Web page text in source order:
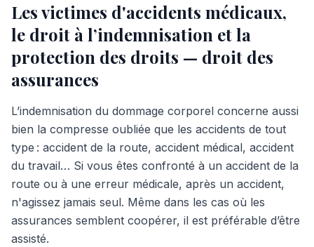
Les victimes d'accidents médicaux,
le droit à l’indemnisation et la
protection des droits — droit des
assurances
L’indemnisation du dommage corporel concerne aussi
bien la compresse oubliée que les accidents de tout
type : accident de la route, accident médical, accident
du travail… Si vous êtes confronté à un accident de la
route ou à une erreur médicale, après un accident,
n'agissez jamais seul. Même dans les cas où les
assurances semblent coopérer, il est préférable d’être
assisté.